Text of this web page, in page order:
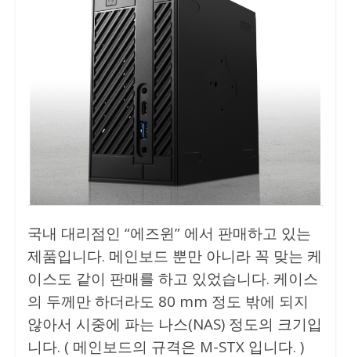
국내 대리점인 “에즈윈” 에서 판매하고 있는
제품입니다. 메인보드 뿐만 아니라 꼭 맞는 케
이스도 같이 판매를 하고 있었습니다. 케이스
의 두께만 하더라도 80 mm 정도 밖에 되지
않아서 시중에 파는 나스(NAS) 정도의 크기입
니다. ( 메인보드의 규격은 M-STX 입니다. )